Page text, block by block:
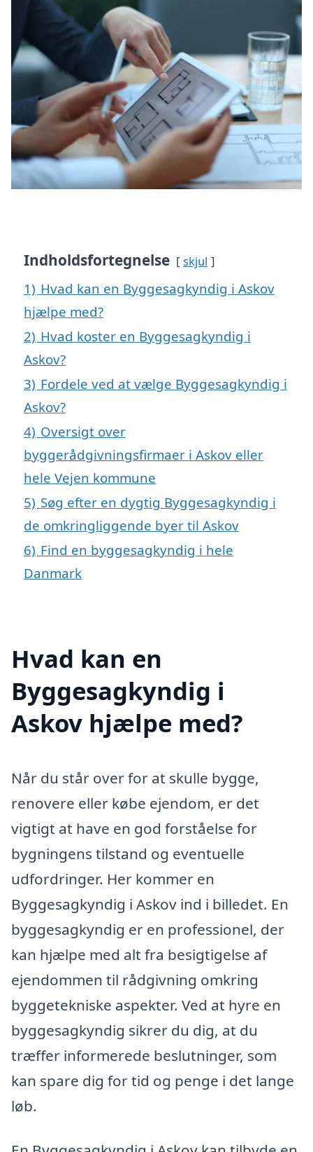
Indholdsfortegnelse skjul
1) Hvad kan en Byggesagkyndig i Askov
hjælpe med?
2) Hvad koster en Byggesagkyndig i
Askov?
3) Fordele ved at vælge Byggesagkyndig i
Askov?
4) Oversigt over
byggerådgivningsfirmaer i Askov eller
hele Vejen kommune
5) Søg efter en dygtig Byggesagkyndig i
de omkringliggende byer til Askov
6) Find en byggesagkyndig i hele
Danmark
Hvad kan en
Byggesagkyndig i
Askov hjælpe med?
Når du står over for at skulle bygge,
renovere eller købe ejendom, er det
vigtigt at have en god forståelse for
bygningens tilstand og eventuelle
udfordringer. Her kommer en
Byggesagkyndig i Askov ind i billedet. En
byggesagkyndig er en professionel, der
kan hjælpe med alt fra besigtigelse af
ejendommen til rådgivning omkring
byggetekniske aspekter. Ved at hyre en
byggesagkyndig sikrer du dig, at du
træffer informerede beslutninger, som
kan spare dig for tid og penge i det lange
løb.